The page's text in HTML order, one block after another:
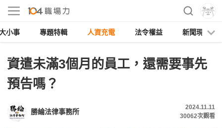
小事 專題特輯 人資充電 法令權益 新聞現場
資遣未滿3個月的員工，還需要事先
預告嗎？
勝綸法律事務所
2024.11.11
30062次觀看